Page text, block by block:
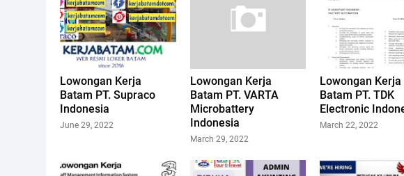
Lowongan Kerja
Batam PT. Supraco
Indonesia
June 29, 2022
Lowongan Kerja
Batam PT. VARTA
Microbattery
Indonesia
March 29, 2022
Lowongan Kerja
Batam PT. TDK
Electronic
March 22, 2022